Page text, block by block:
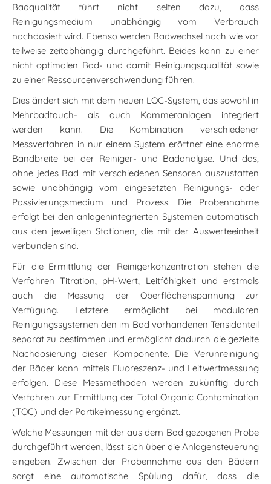
Badqualität führt nicht selten dazu, dass
Reinigungsmedium unabhängig vom Verbrauch
nachdosiert wird. Ebenso werden Badwechsel nach wie vor
teilweise zeitabhängig durchgeführt. Beides kann zu einer
nicht optimalen Bad- und damit Reinigungsqualität sowie
zu einer Ressourcenverschwendung führen.
Dies ändert sich mit dem neuen LOC-System, das sowohl in
Mehrbadtauch- als auch Kammeranlagen integriert
werden kann. Die Kombination verschiedener
Messverfahren in nur einem System eröffnet eine enorme
Bandbreite bei der Reiniger- und Badanalyse. Und das,
ohne jedes Bad mit verschiedenen Sensoren auszustatten
sowie unabhängig vom eingesetzten Reinigungs- oder
Passivierungsmedium und Prozess. Die Probennahme
erfolgt bei den anlagenintegrierten Systemen automatisch
aus den jeweiligen Stationen, die mit der Auswerteeinheit
verbunden sind.
Für die Ermittlung der Reinigerkonzentration stehen die
Verfahren Titration, pH-Wert, Leitfähigkeit und erstmals
auch die Messung der Oberflächenspannung zur
Verfügung. Letztere ermöglicht bei modularen
Reinigungssystemen den im Bad vorhandenen Tensidanteil
separat zu bestimmen und ermöglicht dadurch die gezielte
Nachdosierung dieser Komponente. Die Verunreinigung
der Bäder kann mittels Fluoreszenz- und Leitwertmessung
erfolgen. Diese Messmethoden werden zukünftig durch
Verfahren zur Ermittlung der Total Organic Contamination
(TOC) und der Partikelmessung ergänzt.
Welche Messungen mit der aus dem Bad gezogenen Probe
durchgeführt werden, lässt sich über die Anlagensteuerung
eingeben. Zwischen der Probennahme aus den Bädern
sorgt eine automatische Spülung dafür, dass die